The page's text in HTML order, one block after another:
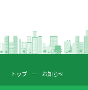
トップ お知らせ